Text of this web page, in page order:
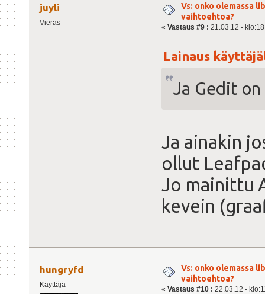
juyli
Vieras
Vs: onko olemassa
vaihtoehtoa?
« Vastaus #9 : 21.03.12 -
Lainaus
Ja Gedit
Ja ainakin
ollut
Jo mainittu
kevein
hungryfd
Käyttäjä
Vs: onko olemassa
vaihtoehtoa?
« Vastaus #10 : 22.03.12 -